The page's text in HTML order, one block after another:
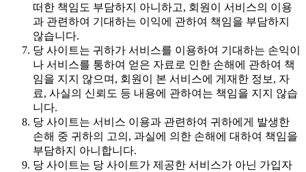
떠한 책임도 부담하지 아니하고, 회원이 서비스의 이용
과 관련하여 기대하는 이익에 관하여 책임을 부담하지
않습니다.
당 사이트는 귀하가 서비스를 이용하여 기대하는 손익이
나 서비스를 통하여 얻은 자료로 인한 손해에 관하여 책
임을 지지 않으며, 회원이 본 서비스에 게재한 정보, 자
료, 사실의 신뢰도 등 내용에 관하여는 책임을 지지 않습
니다.
당 사이트는 서비스 이용과 관련하여 귀하에게 발생한
손해 중 귀하의 고의, 과실에 의한 손해에 대하여 책임을
부담하지 아니합니다.
당 사이트는 당 사이트가 제공한 서비스가 아닌 가입자